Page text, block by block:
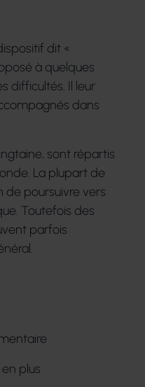
dit «
à quelques
difficultés. Il leur
dans
sont répartis
La plupart de
de poursuivre vers
Toutefois des
parfois
plus